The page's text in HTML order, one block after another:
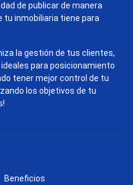
de publicar de manera
tu inmobiliaria tiene para
la gestión de tus clientes,
para posicionamiento
tener mejor control de tu
los objetivos de tu
Beneficios